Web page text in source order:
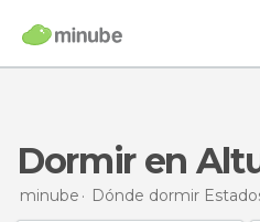
Dormir en
minube Dónde dormir